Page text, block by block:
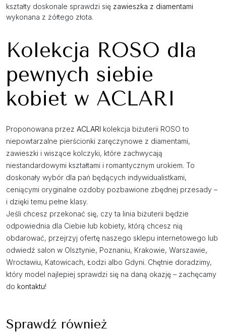
kształty doskonale sprawdzi się zawieszka z diamentami
wykonana z żółtego złota.
Kolekcja ROSO dla
pewnych siebie
kobiet w ACLARI
Proponowana przez ACLARI kolekcja biżuterii ROSO to
niepowtarzalne pierścionki zaręczynowe z diamentami,
zawieszki i wiszące kolczyki, które zachwycają
niestandardowymi kształtami i romantycznym urokiem. To
doskonały wybór dla pań będących indywidualistkami,
ceniącymi oryginalne ozdoby pozbawione zbędnej przesady –
i dzięki temu pełne klasy.
Jeśli chcesz przekonać się, czy ta linia biżuterii będzie
odpowiednia dla Ciebie lub kobiety, którą chcesz nią
obdarować, przejrzyj ofertę naszego sklepu internetowego lub
odwiedź salon w Olsztynie, Poznaniu, Krakowie, Warszawie,
Wrocławiu, Katowicach, Łodzi albo Gdyni. Chętnie doradzimy,
który model najlepiej sprawdzi się na daną okazję – zachęcamy
do kontaktu!
Sprawdź również